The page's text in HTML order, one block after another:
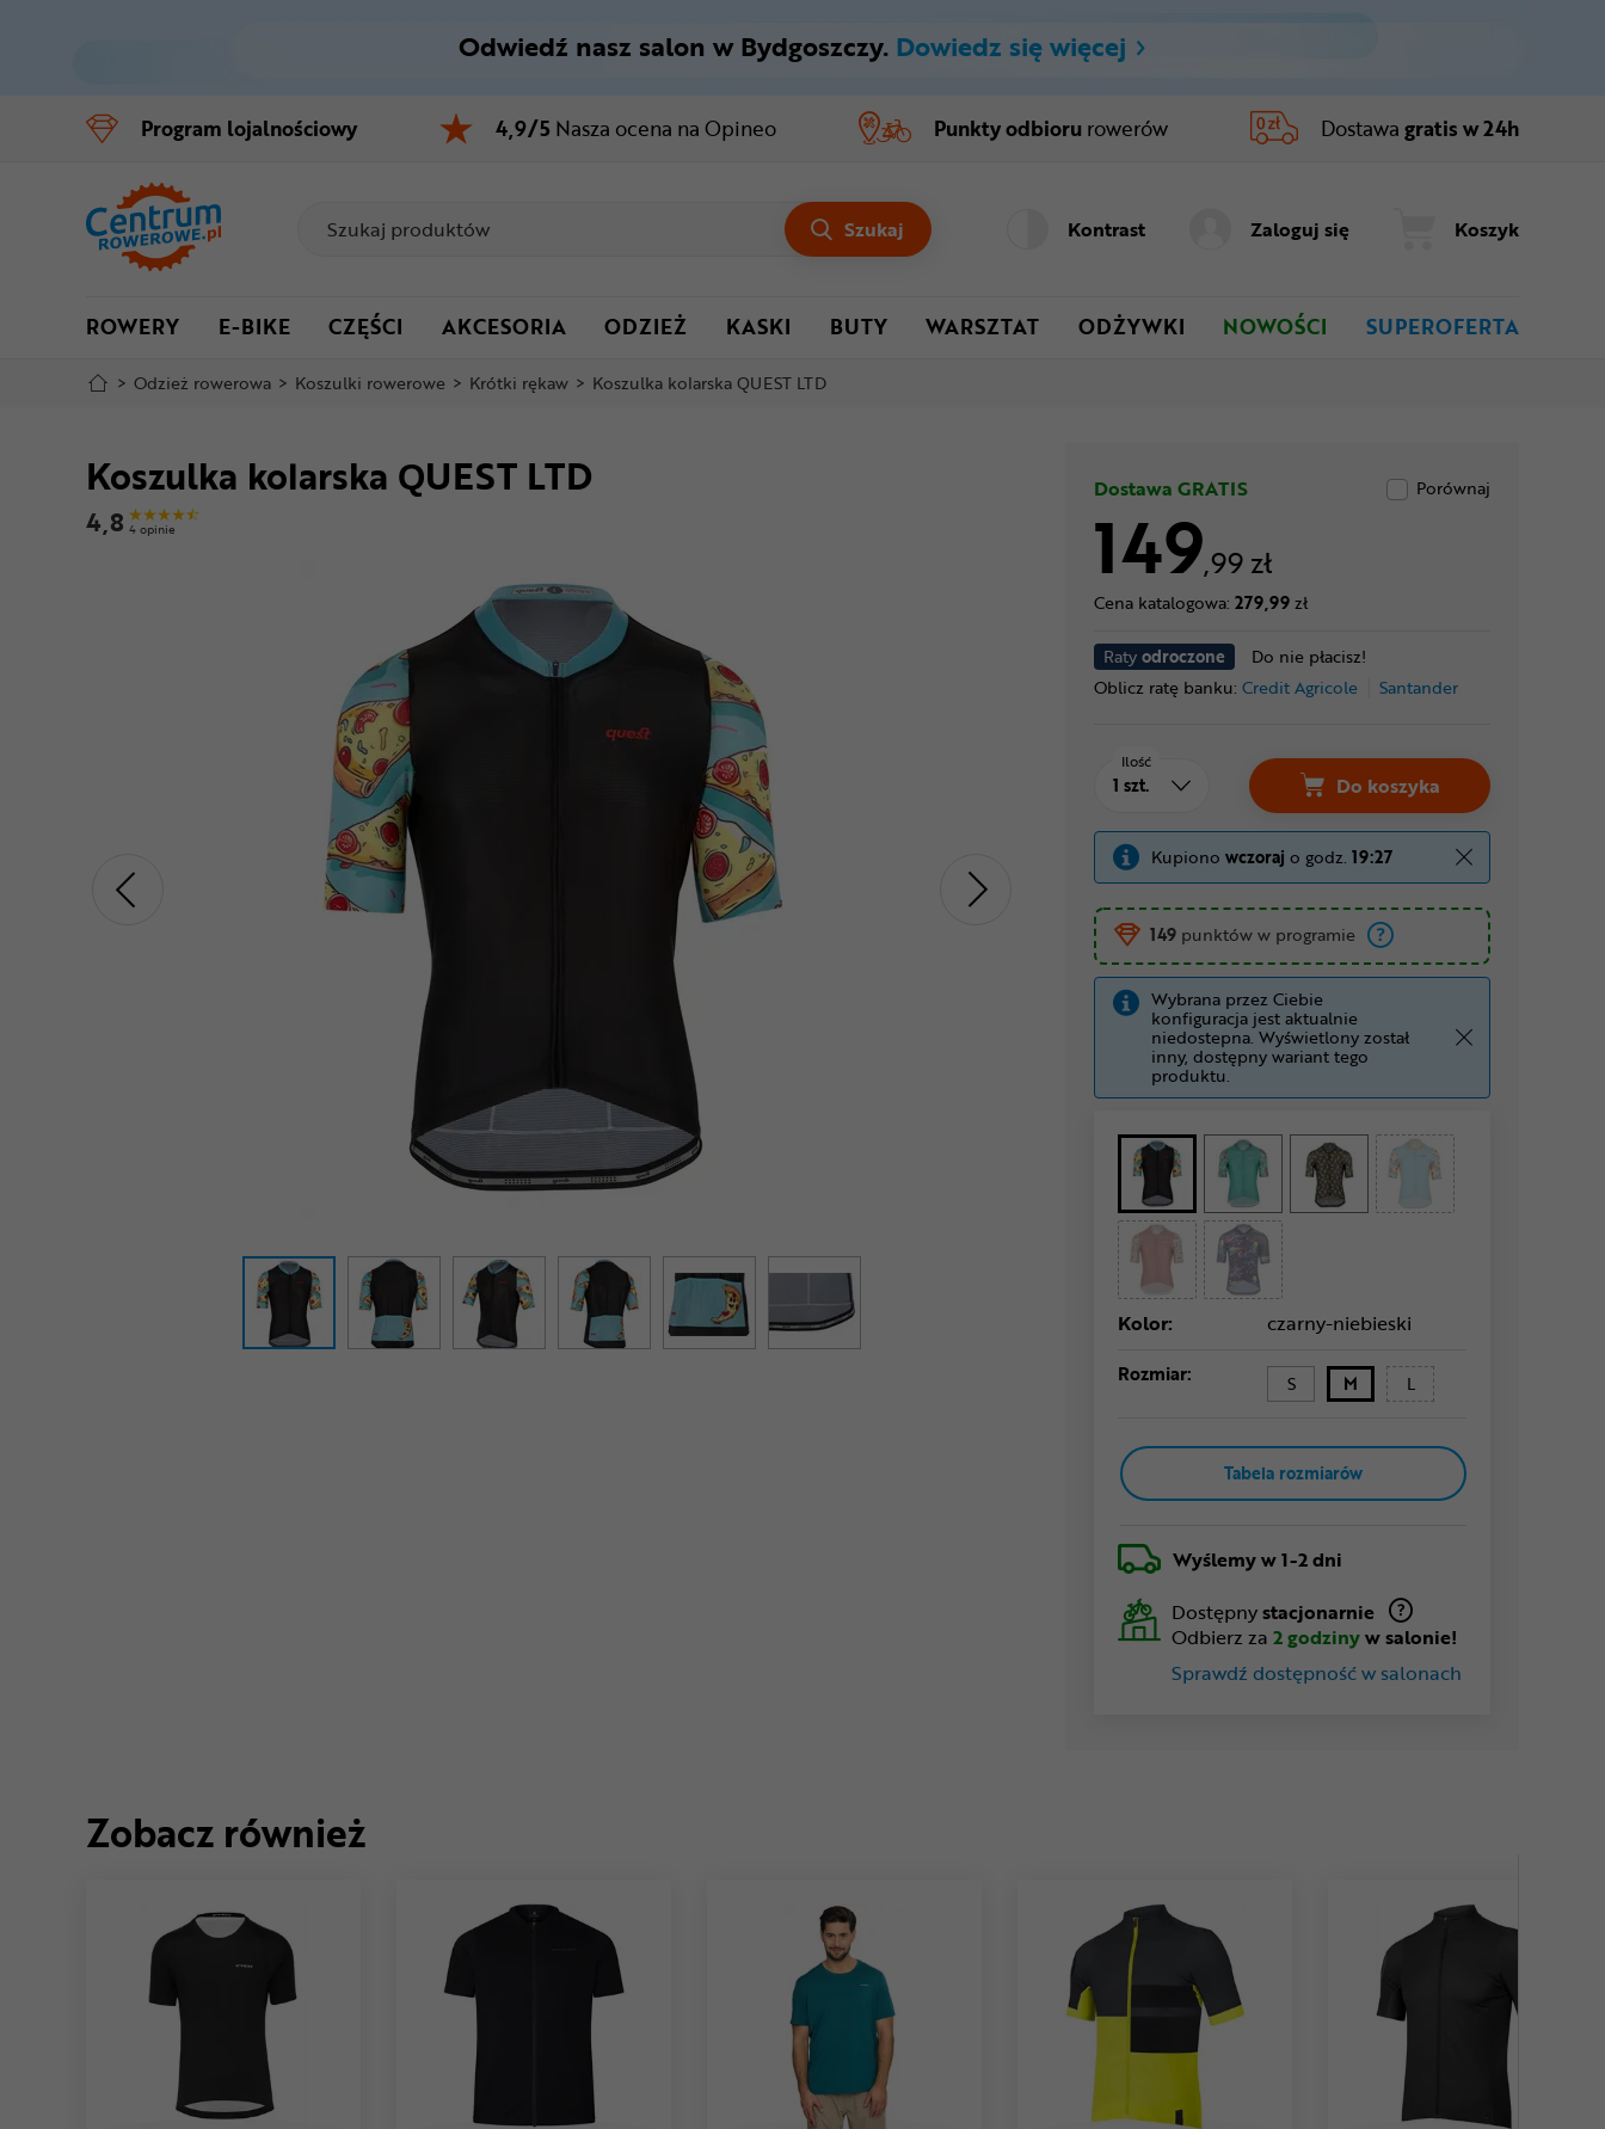
Menu główne
Informacje o produkcie
Do koszyka
Szczegółowe informacje
Mapa strony
Odwiedź nasz salon w Bydgoszczy. Dowiedz się więcej
Program lojalnościowy 4,9/5 Nasza ocena na Opineo Punkty odbioru rowerów Dostawa gratis w 24h
Szukaj Kontrast Zaloguj się Koszyk
ROWERY E-BIKE CZĘŚCI AKCESORIA ODZIEŻ KASKI BUTY WARSZTAT ODŻYWKI NOWOŚCI SUPEROFERTA
> Odzież rowerowa > Koszulki rowerowe > Krótki rękaw > Koszulka kolarska QUEST LTD
Koszulka kolarska QUEST LTD
4,8 4 opinie
Dostawa GRATIS Porównaj
149,99 zł
Cena katalogowa: 279,99zł
Ratyodroczone
Do nie płacisz!
Oblicz ratę banku: Credit Agricole Santander
Ilość
Do koszyka
Kupiono wczoraj o godz. 19:27
149 punktów w programie
Wybrana przez Ciebie
konfiguracja jest aktualnie
niedostepna. Wyświetlony został
inny, dostępny wariant tego
produktu.
Kolor: czarny-niebieski
Rozmiar: S M L
Tabela rozmiarów
Wyślemyw 1-2 dni
Dostępnystacjonarnie
Odbierz za 2 godzinyw salonie!
Sprawdź dostępność w salonach
Zobacz również